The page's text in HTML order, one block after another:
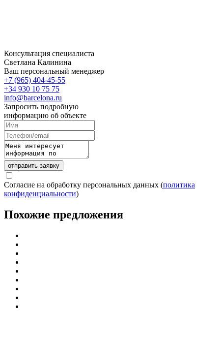
Консультация специалиста
Светлана Калинина
Ваш персональный менеджер
+7 (965) 404-45-55
+34 930 10 75 75
info@barcelona.ru
Запросить подробную
информацию об объекте
отправить заявку
Согласие на обработку персональных данных (политика
конфиденциальности)
Похожие предложения